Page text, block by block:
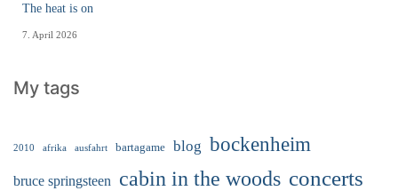
The heat is on
7. April 2026
My tags
2010 afrika ausfahrt bartagame blog bockenheim
bruce springsteen cabin in the woods concerts